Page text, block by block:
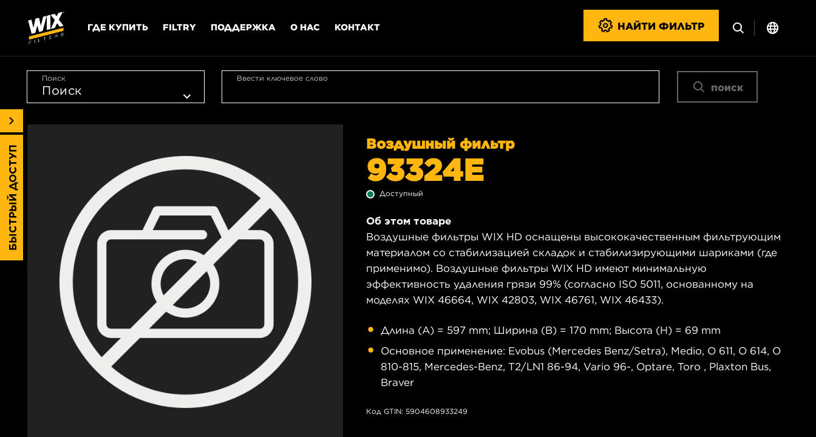
ГДЕ КУПИТЬ FILTRY ПОДДЕРЖКА О НАС КОНТАКТ НАЙТИ ФИЛЬТР
Поиск Ввести ключевое слово
поиск
Воздушный фильтр
93324E
Доступный
Об этом товаре
Воздушные фильтры WIX HD оснащены высококачественным фильтрующим
материалом со стабилизацией складок и стабилизирующими шариками (где
применимо). Воздушные фильтры WIX HD имеют минимальную
эффективность удаления грязи 99% (согласно ISO 5011, основанному на
моделях WIX 46664, WIX 42803, WIX 46761, WIX 46433).
Длина (A) = 597 mm; Ширина (B) = 170 mm; Высота (H) = 69 mm
Основное применение: Evobus (Mercedes Benz/Setra), Medio, O 611, O 614, O
810-815, Mercedes-Benz, T2/LN1 86-94, Vario 96-, Optare, Toro , Plaxton Bus,
Braver
Код GTIN: 5904608933249
БЫСТРЫЙ ДОСТУП